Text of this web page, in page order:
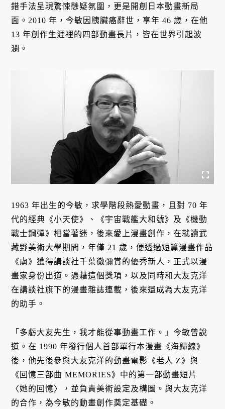
錯手法呈現驚悚懸疑氛圍，更是開創日本動畫新局
面。2010 年，今敏因胰臟癌辭世，享年 46 歲，在他
13 年創作生涯裡的四部動畫長片，皆在世界引起波
瀾。
1963 年出生的今敏，求學階段熱愛動畫，且對 70 年
代的經典《小天使》、《宇宙戰艦大和號》及《機動
戰士鋼彈》相當著迷，後來愛上漫畫創作，在就讀武
藏野美術大學期間，年僅 21 歲，便透過短篇漫畫作品
《虜》獲得講談社千葉徹彌賞的優秀新人，正式以漫
畫家身份出道。憑藉這個獎項，以及同時和大友克洋
在講談社旗下的漫畫雜誌連載，後來還成為大友克洋
的助手。
「多虧大友先生，我才能從事動畫工作。」今敏曾說
道。在 1990 年發行個人首部單行本漫畫《海歸線》
後，他先後參與大友克洋的動畫電影《老人 Z》與
《回憶三部曲 MEMORIES》中的第一部動畫短片
〈她的回憶〉，並負責美術設定及構圖。與大友克洋
的合作，為今敏的動畫創作奠定基礎。